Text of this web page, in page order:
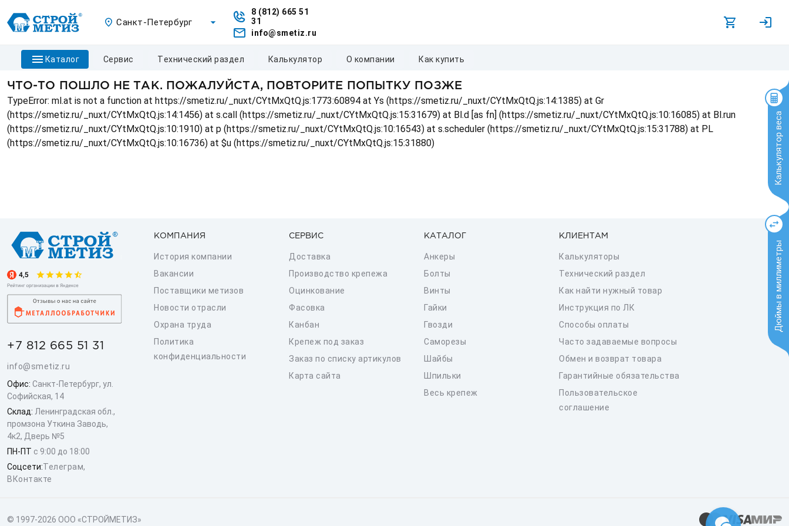
Калькулятор веса
Дюймы в миллиметры
Санкт-Петербург
8 (812) 665 51
31
info@smetiz.ru
каталог сервис технический раздел калькулятор о компании как купить
ЧТО-ТО ПОШЛО НЕ ТАК. ПОЖАЛУЙСТА, ПОВТОРИТЕ ПОПЫТКУ ПОЗЖЕ
TypeError: ml.at is not a function at https://smetiz.ru/_nuxt/CYtMxQtQ.js:1773:60894 at Ys (https://smetiz.ru/_nuxt/CYtMxQtQ.js:14:1385) at Gr
(https://smetiz.ru/_nuxt/CYtMxQtQ.js:14:1456) at s.call (https://smetiz.ru/_nuxt/CYtMxQtQ.js:15:31679) at Bl.d [as fn] (https://smetiz.ru/_nuxt/CYtMxQtQ.js:10:16085) at Bl.run
(https://smetiz.ru/_nuxt/CYtMxQtQ.js:10:1910) at p (https://smetiz.ru/_nuxt/CYtMxQtQ.js:10:16543) at s.scheduler (https://smetiz.ru/_nuxt/CYtMxQtQ.js:15:31788) at PL
(https://smetiz.ru/_nuxt/CYtMxQtQ.js:10:16736) at $u (https://smetiz.ru/_nuxt/CYtMxQtQ.js:15:31880)
+7 812 665 51 31
info@smetiz.ru
Офис: Санкт-Петербург, ул.
Софийская, 14
Склад: Ленинградская обл.,
промзона Уткина Заводь,
4к2, Дверь №5
ПН-ПТ с 9:00 до 18:00
Соцсети:Телеграм,
ВКонтакте
КОМПАНИЯ
История компании
Вакансии
Поставщики метизов
Новости отрасли
Охрана труда
Политика
конфиденциальности
СЕРВИС
Доставка
Производство крепежа
Оцинкование
Фасовка
Канбан
Крепеж под заказ
Заказ по списку артикулов
Карта сайта
КАТАЛОГ
Анкеры
Болты
Винты
Гайки
Гвозди
Саморезы
Шайбы
Шпильки
Весь крепеж
КЛИЕНТАМ
Калькуляторы
Технический раздел
Как найти нужный товар
Инструкция по ЛК
Способы оплаты
Часто задаваемые вопросы
Обмен и возврат товара
Гарантийные обязательства
Пользовательское
соглашение
© 1997-2026 ООО «СТРОЙМЕТИЗ»